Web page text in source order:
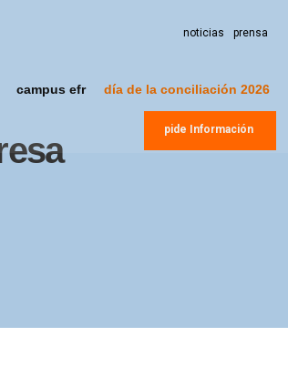
noticias prensa
campus efr día de la conciliación 2026
pide Información